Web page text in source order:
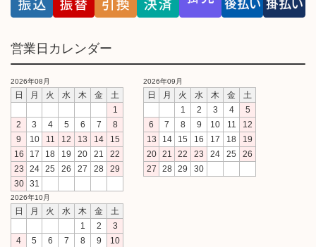
営業日カレンダー
2026年08月
日 月 火 水 木 金
土
1
2
3 4 5 6 7
8
9
10 11 12 13 14
15
16
17 18 19 20 21
22
23
24 25 26 27 28
29
30
31
2026年09月
日 月 火 水 木 金
土
1
2 3 4
5
6
7 8 9 10 11
12
13
14 15 16 17 18
19
20
21 22 23 24 25
26
27
28 29 30
2026年10月
日 月 火 水 木 金
土
1
2
3
4
5 6 7 8 9 10